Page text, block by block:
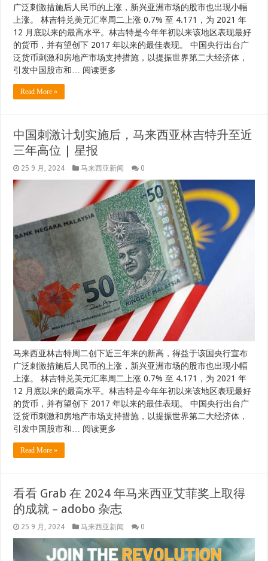
广泛刺激措施后人民币的上涨，新兴亚洲市场的股市也出现小幅
上涨。 林吉特兑美元汇率周二上涨 0.7% 至 4.171，为 2021 年
12 月底以来的最高水平。林吉特是今年年初以来该地区表现最好
的货币，并有望创下 2017 年以来的最佳表现。 中国央行出台广
泛货币刺激和房地产市场支持措施，以提振世界第二大经济体，
引发中国股市和… 阅读更多
Read More »
中国刺激计划实施后，马来西亚林吉特升至近
三年高位 | 星报
25 9 月, 2024 马来西亚新闻 0
马来西亚林吉特周二创下近三年来的新高，得益于该国央行宣布
广泛刺激措施后人民币的上涨，新兴亚洲市场的股市也出现小幅
上涨。 林吉特兑美元汇率周二上涨 0.7% 至 4.171，为 2021 年
12 月底以来的最高水平。林吉特是今年年初以来该地区表现最好
的货币，并有望创下 2017 年以来的最佳表现。 中国央行出台广
泛货币刺激和房地产市场支持措施，以提振世界第二大经济体，
引发中国股市和… 阅读更多
Read More »
看看 Grab 在 2024 年马来西亚艾菲奖上取得
的成就 – adobo 杂志
25 9 月, 2024 马来西亚新闻 0